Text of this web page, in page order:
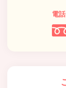
電